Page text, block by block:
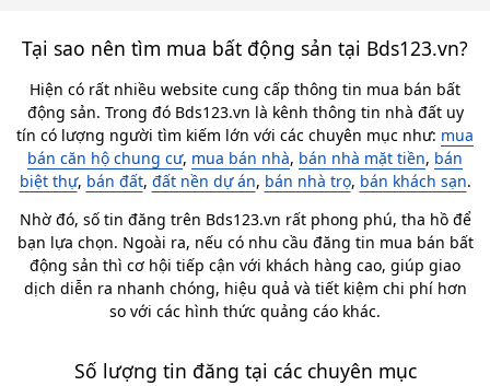
Tại sao nên tìm mua bất động sản tại Bds123.vn?
Hiện có rất nhiều website cung cấp thông tin mua bán bất
động sản. Trong đó Bds123.vn là kênh thông tin nhà đất uy
tín có lượng người tìm kiếm lớn với các chuyên mục như: mua
bán căn hộ chung cư, mua bán nhà, bán nhà mặt tiền, bán
biệt thự, bán đất, đất nền dự án, bán nhà trọ, bán khách sạn.
Nhờ đó, số tin đăng trên Bds123.vn rất phong phú, tha hồ để
bạn lựa chọn. Ngoài ra, nếu có nhu cầu đăng tin mua bán bất
động sản thì cơ hội tiếp cận với khách hàng cao, giúp giao
dịch diễn ra nhanh chóng, hiệu quả và tiết kiệm chi phí hơn
so với các hình thức quảng cáo khác.
Số lượng tin đăng tại các chuyên mục